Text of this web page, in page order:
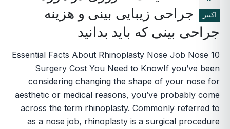
اکتبر
جراحی زیبایی بینی و هزینه
جراحی بینی که باید بدانید
10 Essential Facts About Rhinoplasty Nose Job Nose
Surgery Cost You Need to KnowIf you’ve been
considering changing the shape of your nose for
aesthetic or medical reasons, you’ve probably come
across the term rhinoplasty. Commonly referred to
as a nose job, rhinoplasty is a surgical procedure